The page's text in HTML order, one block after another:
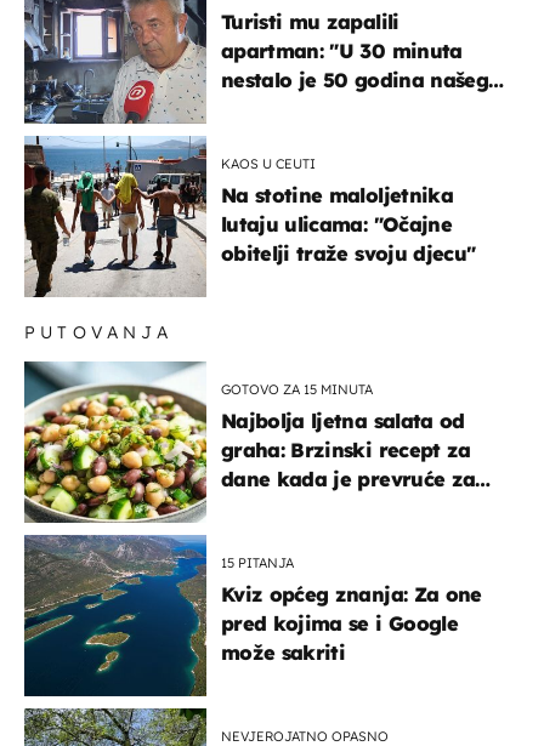
Turisti mu zapalili
apartman: "U 30 minuta
nestalo je 50 godina našeg
KAOS U CEUTI
Na stotine maloljetnika
lutaju ulicama: "Očajne
obitelji traže svoju djecu"
PUTOVANJA
GOTOVO ZA 15 MINUTA
Najbolja ljetna salata od
graha: Brzinski recept za
dane kada je prevruće za
15 PITANJA
Kviz općeg znanja: Za one
pred kojima se i Google
može sakriti
NEVJEROJATNO OPASNO